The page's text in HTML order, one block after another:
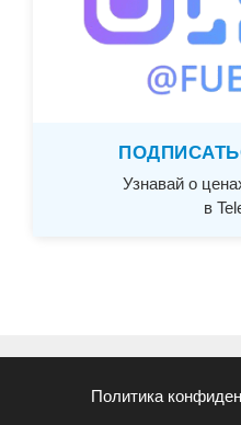
Узнавай о
в
Политика